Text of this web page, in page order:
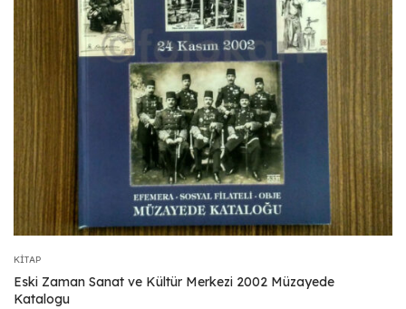
KITAP
Eski Zaman Sanat ve Kültür Merkezi 2002 Müzayede
Katalogu